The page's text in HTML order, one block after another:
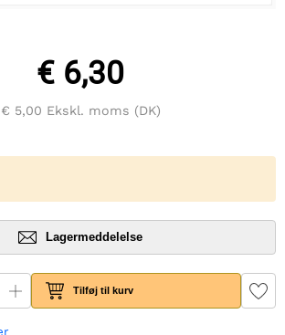
€ 6,30
€ 5,00 Ekskl. moms (DK)
Lagermeddelelse
Tilføj til kurv